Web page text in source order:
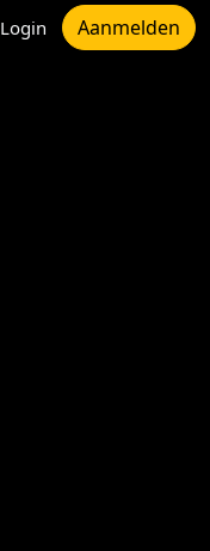
Login Aanmelden